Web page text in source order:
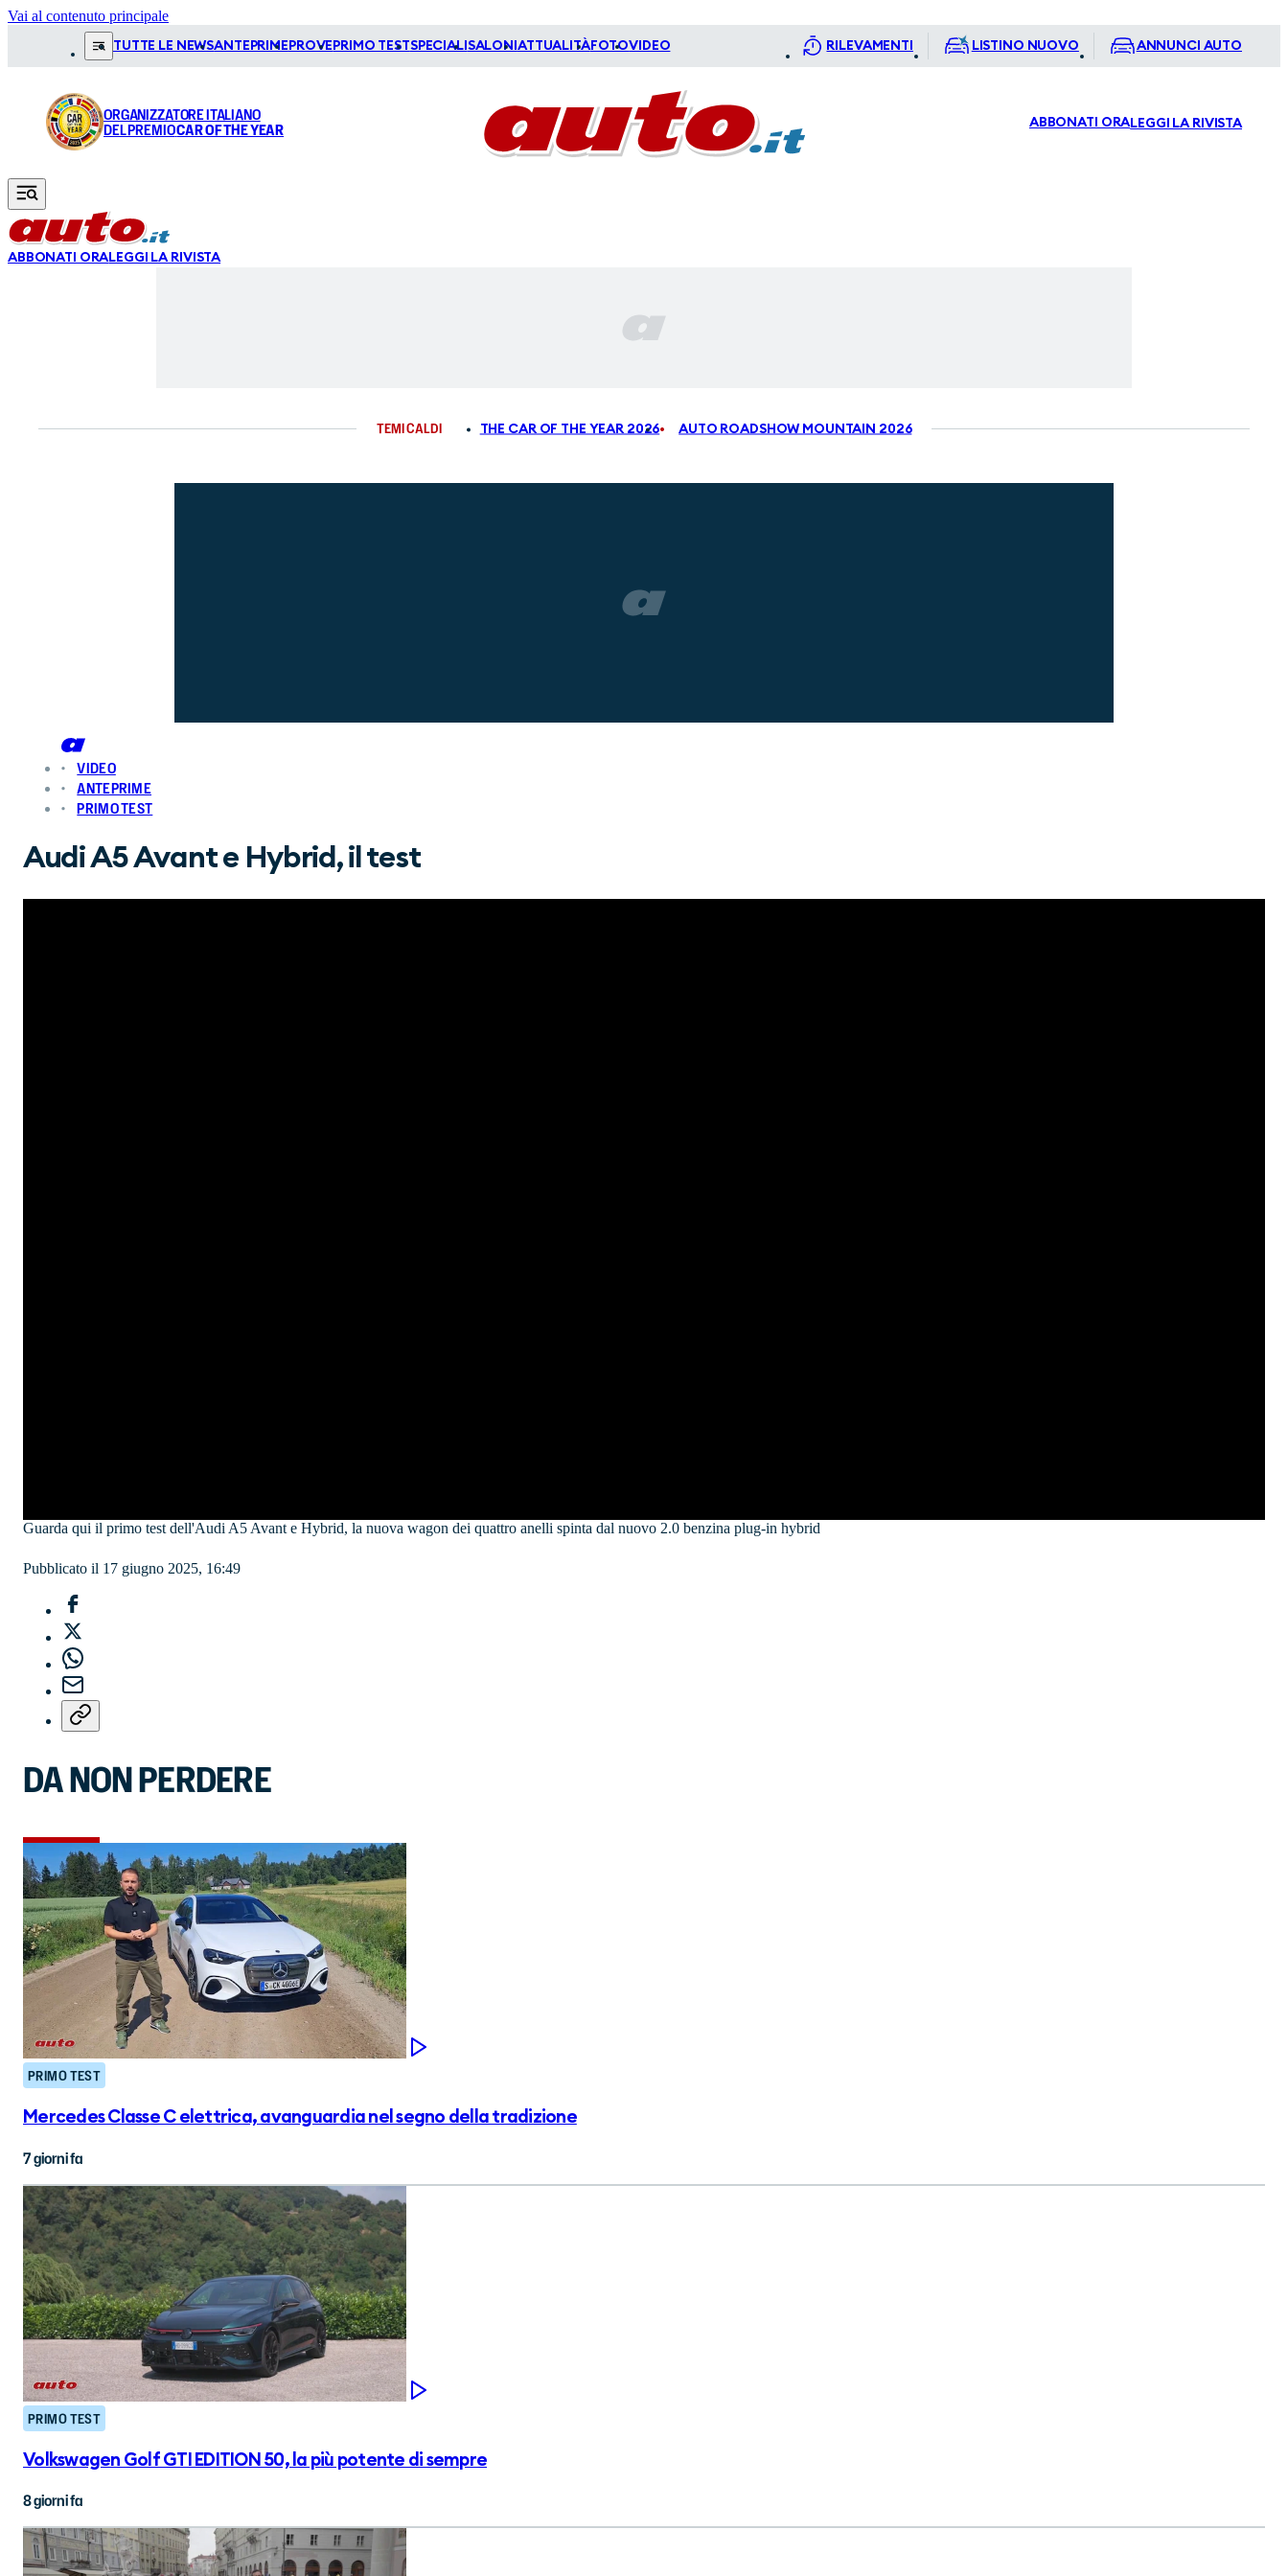
Vai al contenuto principale
TUTTE LE NEWSANTEPRIME PROVE PRIMO TESTSPECIALI SALONI ATTUALITÀFOTOVIDEO RILEVAMENTI LISTINO NUOVO ANNUNCI AUTO
ORGANIZZATORE ITALIANO
DEL PREMIOCAR OF THE YEAR ABBONATI ORALEGGI LA RIVISTA
ABBONATI ORALEGGI LA RIVISTA
TEMI CALDI THE CAR OF THE YEAR 2026 AUTO ROADSHOW MOUNTAIN 2026
VIDEO
ANTEPRIME
PRIMO TEST
Audi A5 Avant e Hybrid, il test
Guarda qui il primo test dell'Audi A5 Avant e Hybrid, la nuova wagon dei quattro anelli spinta dal nuovo 2.0 benzina plug-in hybrid
Pubblicato il 17 giugno 2025, 16:49
DA NON PERDERE
PRIMO TEST
Mercedes Classe C elettrica, avanguardia nel segno della tradizione
7 giorni fa
PRIMO TEST
Volkswagen Golf GTI EDITION 50, la più potente di sempre
8 giorni fa